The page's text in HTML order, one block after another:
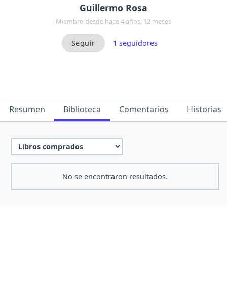
Guillermo Rosa
Miembro desde hace 4 años, 12 meses
1 seguidores
Resumen Biblioteca Comentarios Historias
No se encontraron resultados.